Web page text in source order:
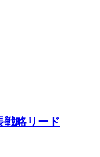
戦略リード